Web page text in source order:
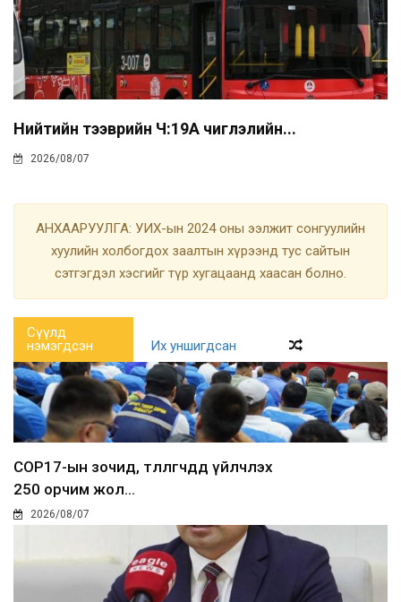
Нийтийн тээврийн Ч:19А чиглэлийн...
2026/08/07
АНХААРУУЛГА: УИХ-ын 2024 оны ээлжит сонгуулийн
хуулийн холбогдох заалтын хүрээнд тус сайтын
сэтгэгдэл хэсгийг түр хугацаанд хаасан болно.
Сүүлд
нэмэгдсэн
Их уншигдсан
COP17-ын зочид, төлөөлөгчдөд үйлчлэх
250 орчим жол...
2026/08/07